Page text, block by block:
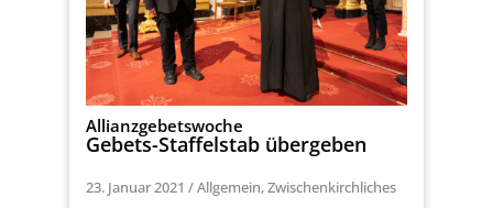
Allianzgebetswoche
Gebets-Staffelstab übergeben
23. Januar 2021 /Allgemein,Zwischenkirchliches